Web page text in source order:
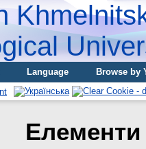
Language Browse by
Елементи